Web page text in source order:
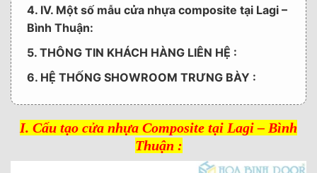
4. IV. Một số mẫu cửa nhựa composite tại Lagi –
Bình Thuận:
5. THÔNG TIN KHÁCH HÀNG LIÊN HỆ :
6. HỆ THỐNG SHOWROOM TRƯNG BÀY :
I. Cấu tạo cửa nhựa Composite tại Lagi – Bình
Thuận :